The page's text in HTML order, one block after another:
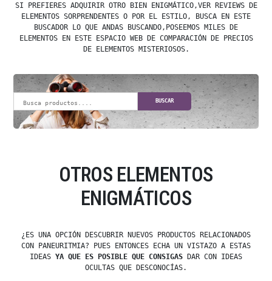
SI PREFIERES ADQUIRIR OTRO BIEN ENIGMÁTICO,VER REVIEWS DE
ELEMENTOS SORPRENDENTES O POR EL ESTILO, BUSCA EN ESTE
BUSCADOR LO QUE ANDAS BUSCANDO,POSEEMOS MILES DE
ELEMENTOS EN ESTE ESPACIO WEB DE COMPARACIÓN DE PRECIOS
DE ELEMENTOS MISTERIOSOS.
BUSCAR
OTROS ELEMENTOS
ENIGMÁTICOS
¿ES UNA OPCIÓN DESCUBRIR NUEVOS PRODUCTOS RELACIONADOS
CON PANEURITMIA? PUES ENTONCES ECHA UN VISTAZO A ESTAS
IDEAS YA QUE ES POSIBLE QUE CONSIGAS DAR CON IDEAS
OCULTAS QUE DESCONOCÍAS.